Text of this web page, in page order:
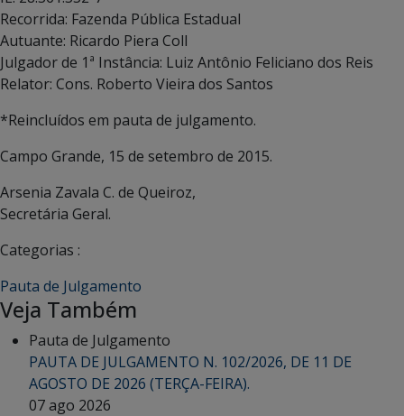
Recorrida: Fazenda Pública Estadual
Autuante: Ricardo Piera Coll
Julgador de 1ª Instância: Luiz Antônio Feliciano dos Reis
Relator: Cons. Roberto Vieira dos Santos
*Reincluídos em pauta de julgamento.
Campo Grande, 15 de setembro de 2015.
Arsenia Zavala C. de Queiroz,
Secretária Geral.
Categorias :
Pauta de Julgamento
Veja Também
Pauta de Julgamento
PAUTA DE JULGAMENTO N. 102/2026, DE 11 DE
AGOSTO DE 2026 (TERÇA-FEIRA).
07 ago 2026